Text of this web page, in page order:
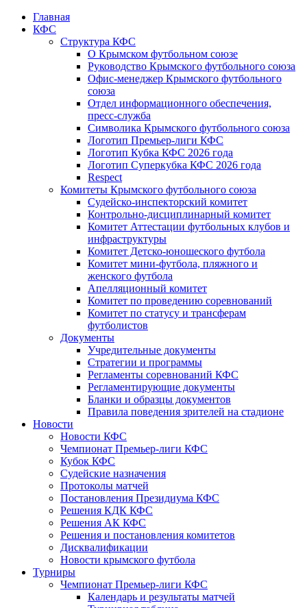
Главная
КФС
Структура КФС
О Крымском футбольном союзе
Руководство Крымского футбольного союза
Офис-менеджер Крымского футбольного
союза
Отдел информационного обеспечения,
пресс-служба
Символика Крымского футбольного союза
Логотип Премьер-лиги КФС
Логотип Кубка КФС 2026 года
Логотип Суперкубка КФС 2026 года
Respect
Комитеты Крымского футбольного союза
Судейско-инспекторский комитет
Контрольно-дисциплинарный комитет
Комитет Аттестации футбольных клубов и
инфраструктуры
Комитет Детско-юношеского футбола
Комитет мини-футбола, пляжного и
женского футбола
Апелляционный комитет
Комитет по проведению соревнований
Комитет по статусу и трансферам
футболистов
Документы
Учредительные документы
Стратегии и программы
Регламенты соревнований КФС
Регламентирующие документы
Бланки и образцы документов
Правила поведения зрителей на стадионе
Новости
Новости КФС
Чемпионат Премьер-лиги КФС
Кубок КФС
Судейские назначения
Протоколы матчей
Постановления Президиума КФС
Решения КДК КФС
Решения АК КФС
Решения и постановления комитетов
Дисквалификации
Новости крымского футбола
Турниры
Чемпионат Премьер-лиги КФС
Календарь и результаты матчей